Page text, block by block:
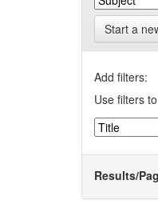
Start a
Add filters:
Use filters
Results/